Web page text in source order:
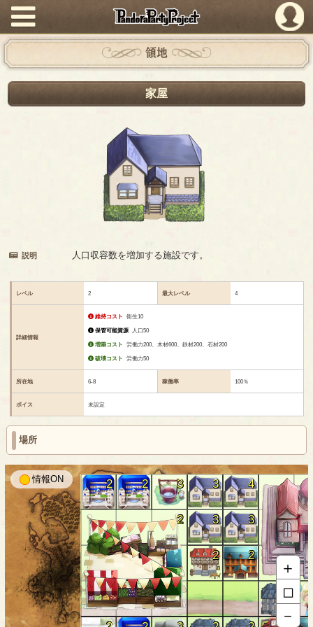
PandoraPartyProject
領地
家屋
説明 人口収容数を増加する施設です。
レベル 2 最大レベル 4
詳細情報
維持コスト 衛生10
保管可能資源
人口50
増築コスト 労働力200、木材600、鉄材200、石材200
破壊コスト 労働力50
所在地 6-8 稼働率 100％
ボイス 未設定
場所
4
3
3
2
2
3
2
3
2
2
1
情報
＋
□
－